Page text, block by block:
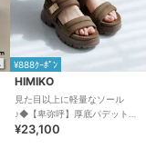
¥888ｸｰﾎﾟﾝ
HIMIKO
見た目以上に軽量なソール
♪◆【卑弥呼】厚底パデットサ
ンダル/661201
¥23,100